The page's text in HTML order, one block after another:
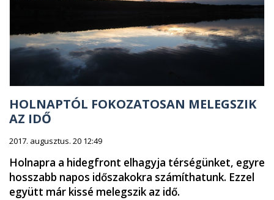
HOLNAPTÓL FOKOZATOSAN MELEGSZIK
AZ IDŐ
2017. augusztus. 20 12:49
Holnapra a hidegfront elhagyja térségünket, egyre
hosszabb napos időszakokra számíthatunk. Ezzel
együtt már kissé melegszik az idő.